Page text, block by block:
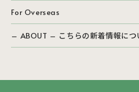
For Overseas
– ABOUT – こちらの新着情報につ